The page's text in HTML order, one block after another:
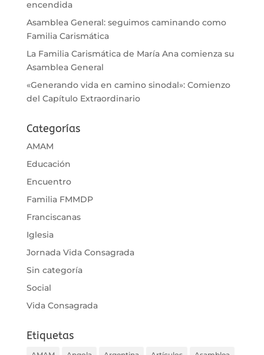
encendida
Asamblea General: seguimos caminando como
Familia Carismática
La Familia Carismática de María Ana comienza su
Asamblea General
«Generando vida en camino sinodal»: Comienzo
del Capítulo Extraordinario
Categorías
AMAM
Educación
Encuentro
Familia FMMDP
Franciscanas
Iglesia
Jornada Vida Consagrada
Sin categoría
Social
Vida Consagrada
Etiquetas